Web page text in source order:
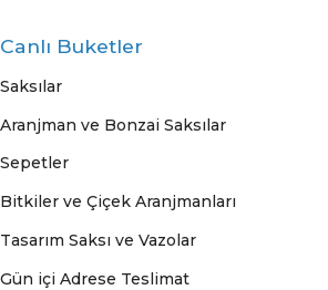
Canlı Buketler
Saksılar
Aranjman ve Bonzai Saksılar
Sepetler
Bitkiler ve Çiçek Aranjmanları
Tasarım Saksı ve Vazolar
Gün içi Adrese Teslimat